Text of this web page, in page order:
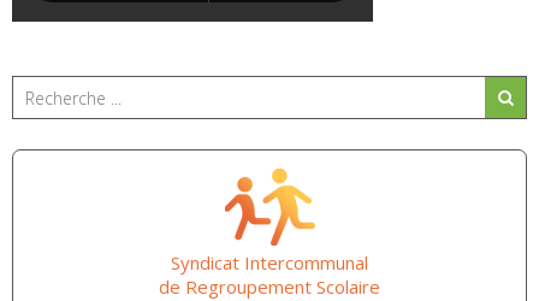
Syndicat Intercommunal
de Regroupement Scolaire